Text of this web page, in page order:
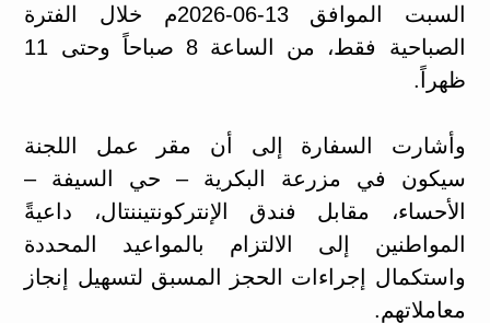
السبت الموافق 13-06-2026م خلال الفترة
الصباحية فقط، من الساعة 8 صباحاً وحتى 11
ظهراً.
وأشارت السفارة إلى أن مقر عمل اللجنة
سيكون في مزرعة البكرية – حي السيفة –
الأحساء، مقابل فندق الإنتركونتيننتال، داعيةً
المواطنين إلى الالتزام بالمواعيد المحددة
واستكمال إجراءات الحجز المسبق لتسهيل إنجاز
معاملاتهم.